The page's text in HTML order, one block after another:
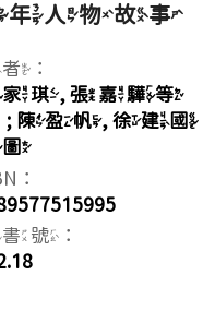
年人物故事
：
琪, 張嘉驊等
; 陳盈帆, 徐建國
：
號：